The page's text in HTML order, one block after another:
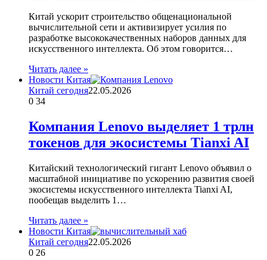
Китай ускорит строительство общенациональной
вычислительной сети и активизирует усилия по
разработке высококачественных наборов данных для
искусственного интеллекта. Об этом говорится…
Читать далее »
Новости Китая
Китай сегодня22.05.2026
0 34
Компания Lenovo выделяет 1 трлн
токенов для экосистемы Tianxi AI
Китайский технологический гигант Lenovo объявил о
масштабной инициативе по ускорению развития своей
экосистемы искусственного интеллекта Tianxi AI,
пообещав выделить 1…
Читать далее »
Новости Китая
Китай сегодня22.05.2026
0 26